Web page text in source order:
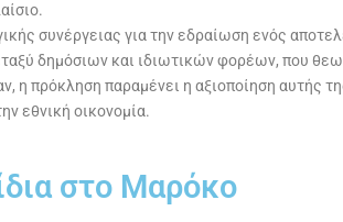
συνέργειας για την εδραίωση ενός
δημόσιων και ιδιωτικών φορέων, που
η πρόκληση παραμένει η αξιοποίηση αυτής
εθνική οικονομία.
στο Μαρόκο